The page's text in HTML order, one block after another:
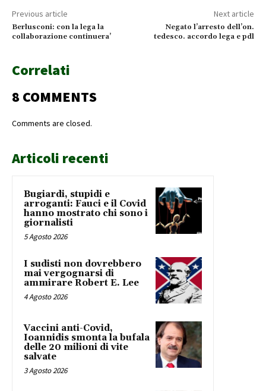
Previous article
Berlusconi: con la lega la
collaborazione continuera’
Next article
Negato l’arresto dell’on.
tedesco. accordo lega e pdl
Correlati
8 COMMENTS
Comments are closed.
Articoli recenti
Bugiardi, stupidi e
arroganti: Fauci e il Covid
hanno mostrato chi sono i
giornalisti
5 Agosto 2026
I sudisti non dovrebbero
mai vergognarsi di
ammirare Robert E. Lee
4 Agosto 2026
Vaccini anti-Covid,
Ioannidis smonta la bufala
delle 20 milioni di vite
salvate
3 Agosto 2026